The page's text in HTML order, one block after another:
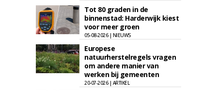
Tot 80 graden in de
binnenstad: Harderwijk kiest
voor meer groen
05-08-2026 | NIEUWS
Europese
natuurherstelregels vragen
om andere manier van
werken bij gemeenten
20-07-2026 | ARTIKEL